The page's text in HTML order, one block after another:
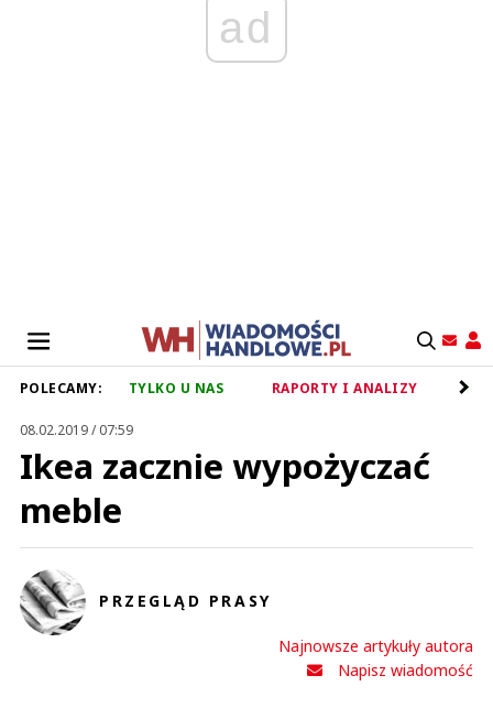
ad
POLECAMY: TYLKO U NAS RAPORTY I ANALIZY
08.02.2019 / 07:59
Ikea zacznie wypożyczać
meble
PRZEGLĄD PRASY
Najnowsze artykuły autora
Napisz wiadomość